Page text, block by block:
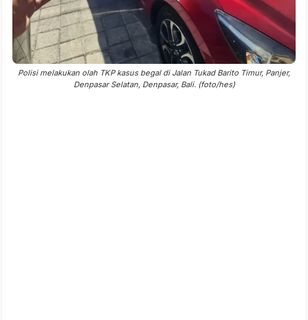
Polisi melakukan olah TKP kasus begal di Jalan Tukad Barito Timur, Panjer,
Denpasar Selatan, Denpasar, Bali. (foto/hes)